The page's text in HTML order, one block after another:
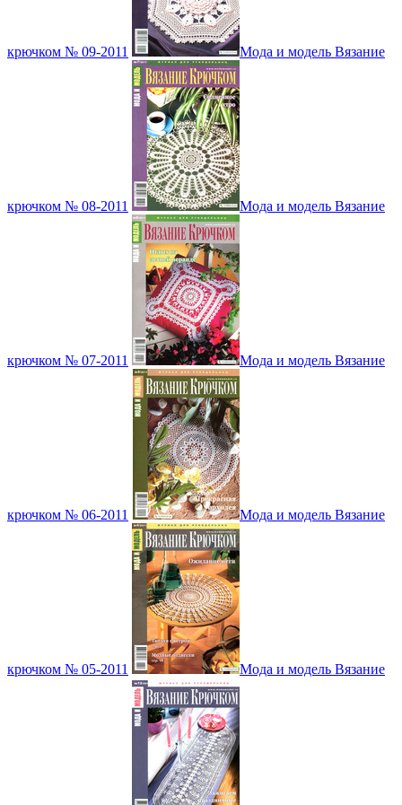
крючком № 09-2011 Мода и модель Вязание
крючком № 08-2011 Мода и модель Вязание
крючком № 07-2011 Мода и модель Вязание
крючком № 06-2011 Мода и модель Вязание
крючком № 05-2011 Мода и модель Вязание